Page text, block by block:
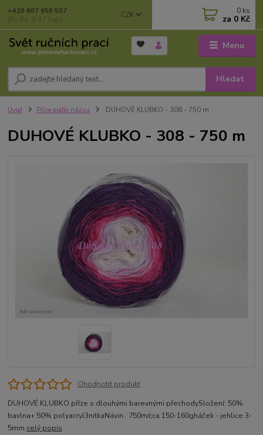
Menu
CZK
Hledat
+420 607 958 507
(Po-Pá, 9-17 hod.)
0 ks
za 0 Kč
Úvod Příze podle názvu DUHOVÉ KLUBKO - 308 - 750 m
DUHOVÉ KLUBKO - 308 - 750 m
Ohodnotit produkt
DUHOVÉ KLUBKO příze s dlouhými barevnými přechodySložení: 50%
bavlna+ 50% polyacryl3nitkaNávin : 750m/cca 150-160gháček - jehlice 3-
5mm celý popis